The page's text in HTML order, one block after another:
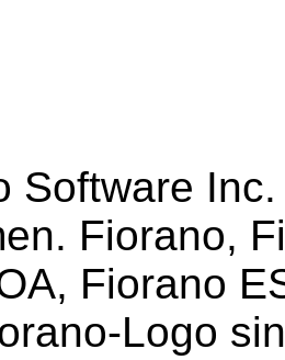
Software
Fiorano,
Fiorano
Logo